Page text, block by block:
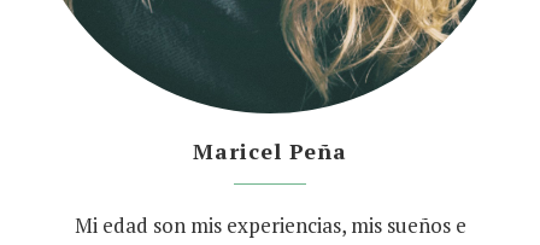
Maricel Peña
Mi edad son mis experiencias, mis sueños e